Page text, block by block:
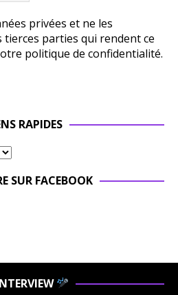
privées et ne les
tierces parties qui rendent ce
politique de confidentialité.
RAPIDES
SUR FACEBOOK